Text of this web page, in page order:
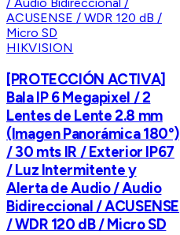
HIKVISION
[PROTECCIÓN ACTIVA]
Bala IP 6 Megapixel / 2
Lentes de Lente 2.8 mm
(Imagen Panorámica 180°)
/ 30 mts IR / Exterior IP67
/ Luz Intermitente y
Alerta de Audio / Audio
Bidireccional / ACUSENSE
/ WDR 120 dB / Micro SD